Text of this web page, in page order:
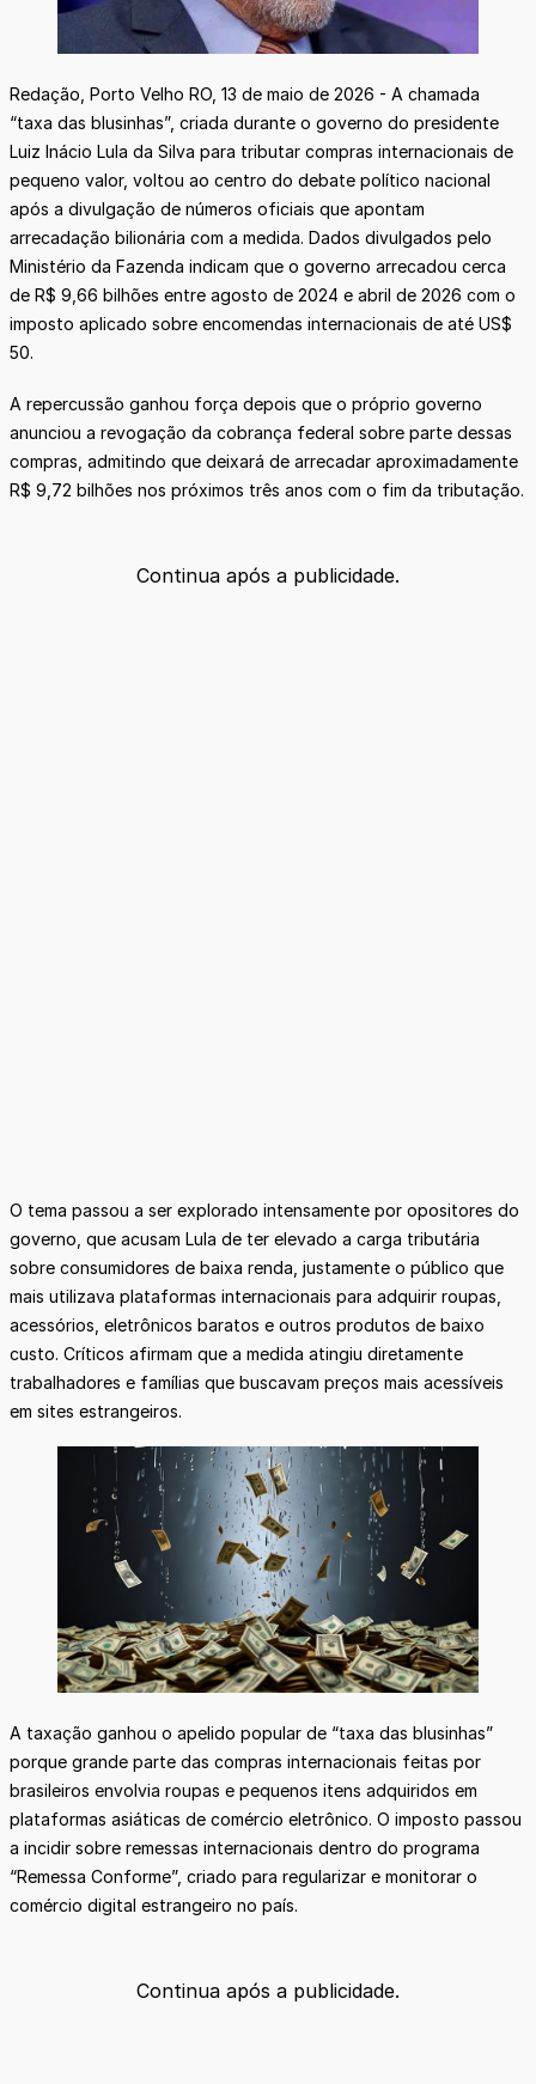
Redação, Porto Velho RO, 13 de maio de 2026 - A chamada
“taxa das blusinhas”, criada durante o governo do presidente
Luiz Inácio Lula da Silva para tributar compras internacionais de
pequeno valor, voltou ao centro do debate político nacional
após a divulgação de números oficiais que apontam
arrecadação bilionária com a medida. Dados divulgados pelo
Ministério da Fazenda indicam que o governo arrecadou cerca
de R$ 9,66 bilhões entre agosto de 2024 e abril de 2026 com o
imposto aplicado sobre encomendas internacionais de até US$
50.
A repercussão ganhou força depois que o próprio governo
anunciou a revogação da cobrança federal sobre parte dessas
compras, admitindo que deixará de arrecadar aproximadamente
R$ 9,72 bilhões nos próximos três anos com o fim da tributação.
Continua após a publicidade.
O tema passou a ser explorado intensamente por opositores do
governo, que acusam Lula de ter elevado a carga tributária
sobre consumidores de baixa renda, justamente o público que
mais utilizava plataformas internacionais para adquirir roupas,
acessórios, eletrônicos baratos e outros produtos de baixo
custo. Críticos afirmam que a medida atingiu diretamente
trabalhadores e famílias que buscavam preços mais acessíveis
em sites estrangeiros.
A taxação ganhou o apelido popular de “taxa das blusinhas”
porque grande parte das compras internacionais feitas por
brasileiros envolvia roupas e pequenos itens adquiridos em
plataformas asiáticas de comércio eletrônico. O imposto passou
a incidir sobre remessas internacionais dentro do programa
“Remessa Conforme”, criado para regularizar e monitorar o
comércio digital estrangeiro no país.
Continua após a publicidade.